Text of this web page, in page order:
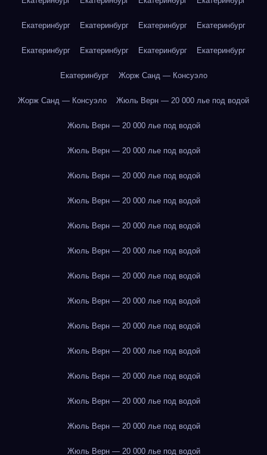
Екатеринбург Екатеринбург Екатеринбург Екатеринбург
Екатеринбург Екатеринбург Екатеринбург Екатеринбург
Екатеринбург Жорж Санд — Консуэло
Жорж Санд — Консуэло Жюль Верн — 20 000 лье под водой
Жюль Верн — 20 000 лье под водой
Жюль Верн — 20 000 лье под водой
Жюль Верн — 20 000 лье под водой
Жюль Верн — 20 000 лье под водой
Жюль Верн — 20 000 лье под водой
Жюль Верн — 20 000 лье под водой
Жюль Верн — 20 000 лье под водой
Жюль Верн — 20 000 лье под водой
Жюль Верн — 20 000 лье под водой
Жюль Верн — 20 000 лье под водой
Жюль Верн — 20 000 лье под водой
Жюль Верн — 20 000 лье под водой
Жюль Верн — 20 000 лье под водой
Жюль Верн — 20 000 лье под водой